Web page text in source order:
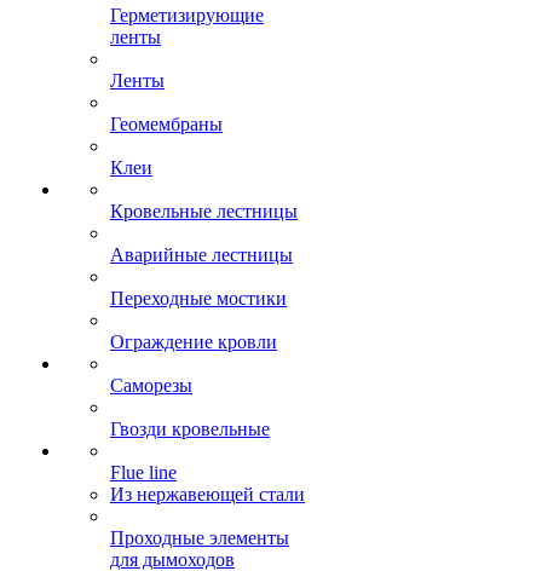
Герметизирующие
ленты
Ленты
Геомембраны
Клеи
Кровельные лестницы
Аварийные лестницы
Переходные мостики
Ограждение кровли
Саморезы
Гвозди кровельные
Flue line
Из нержавеющей стали
Проходные элементы
для дымоходов